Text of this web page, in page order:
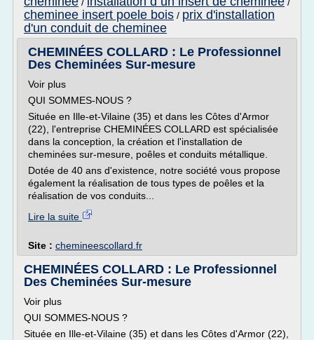
cheminee insert poele bois / prix d'installation
d'un conduit de cheminee
CHEMINÉES COLLARD : Le Professionnel
Des Cheminées Sur-mesure
Voir plus
QUI SOMMES-NOUS ?
Située en Ille-et-Vilaine (35) et dans les Côtes d'Armor
(22), l'entreprise CHEMINÉES COLLARD est spécialisée
dans la conception, la création et l'installation de
cheminées sur-mesure, poêles et conduits métallique.
Dotée de 40 ans d'existence, notre société vous propose
également la réalisation de tous types de poêles et la
réalisation de vos conduits...
Lire la suite
Site : chemineescollard.fr
CHEMINÉES COLLARD : Le Professionnel
Des Cheminées Sur-mesure
Voir plus
QUI SOMMES-NOUS ?
Située en Ille-et-Vilaine (35) et dans les Côtes d'Armor (22),